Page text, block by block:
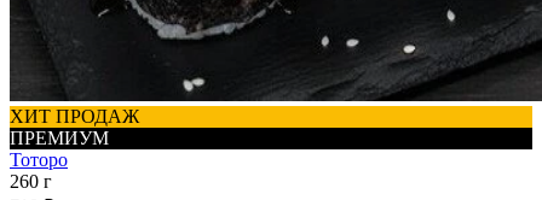
ХИТ ПРОДАЖ
ПРЕМИУМ
Тоторо
260 г